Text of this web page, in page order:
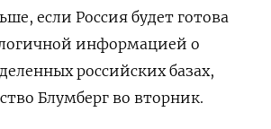
если Россия будет готова
информацией о
российских базах,
Блумберг во вторник.